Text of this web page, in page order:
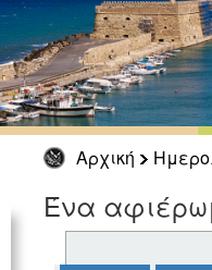
Αρχική
Ένα